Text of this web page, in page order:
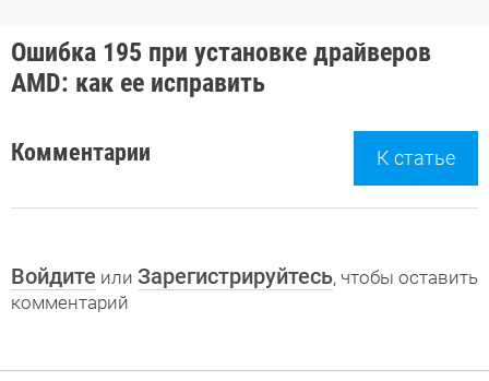
Ошибка 195 при установке драйверов
AMD: как ее исправить
Комментарии К статье
Войдите или Зарегистрируйтесь, чтобы оставить
комментарий